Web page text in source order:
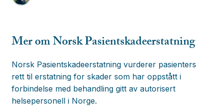
Mer om Norsk Pasientskadeerstatning
Norsk Pasientskadeerstatning vurderer pasienters
rett til erstatning for skader som har oppstått i
forbindelse med behandling gitt av autorisert
helsepersonell i Norge.